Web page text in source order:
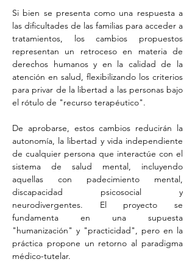
Si bien se presenta como una respuesta a
las dificultades de las familias para acceder a
tratamientos, los cambios propuestos
representan un retroceso en materia de
derechos humanos y en la calidad de la
atención en salud, flexibilizando los criterios
para privar de la libertad a las personas bajo
el rótulo de "recurso terapéutico".
De aprobarse, estos cambios reducirán la
autonomía, la libertad y vida independiente
de cualquier persona que interactúe con el
sistema de salud mental, incluyendo
aquellas con padecimiento mental,
discapacidad psicosocial y
neurodivergentes. El proyecto se
fundamenta en una supuesta
"humanización" y "practicidad", pero en la
práctica propone un retorno al paradigma
médico-tutelar.